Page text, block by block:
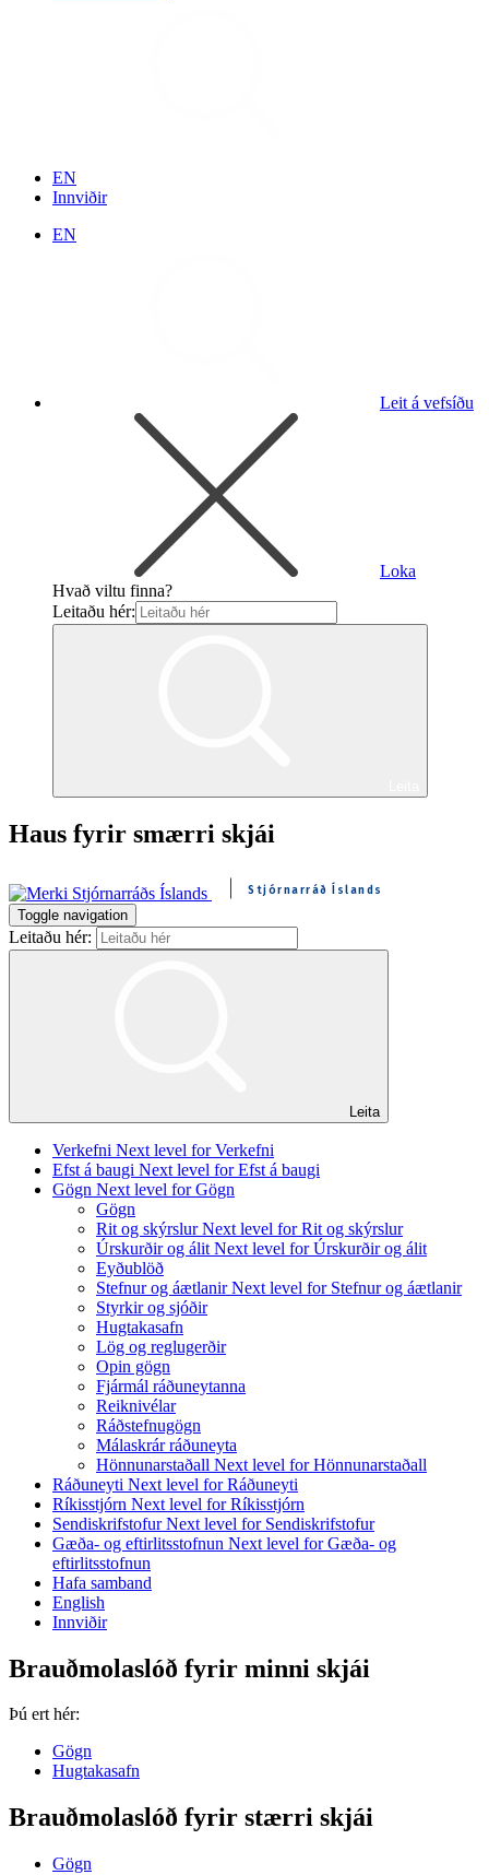
EN
Innviðir
EN
Leit á vefsíðu
Loka
Hvað viltu finna?
Leitaðu hér:
Haus fyrir smærri skjái
Stjórnarráð Íslands
Toggle navigation
Leitaðu hér:
Leita
Verkefni Next level for Verkefni
Efst á baugi Next level for Efst á baugi
Gögn Next level for Gögn
Gögn
Rit og skýrslurNext level for Rit og skýrslur
Úrskurðir og álit Next level for Úrskurðir og álit
Eyðublöð
Stefnur og áætlanirNext level for Stefnur og áætlanir
Styrkir og sjóðir
Hugtakasafn
Lög og reglugerðir
Opin gögn
Fjármál ráðuneytanna
Reiknivélar
Ráðstefnugögn
Málaskrár ráðuneyta
Hönnunarstaðall Next level for Hönnunarstaðall
Ráðuneyti Next level for Ráðuneyti
Ríkisstjórn Next level for Ríkisstjórn
SendiskrifstofurNext level for Sendiskrifstofur
Gæða- og eftirlitsstofnun Next level for Gæða- og
eftirlitsstofnun
Hafa samband
English
Innviðir
Brauðmolaslóð fyrir minni skjái
Þú ert hér:
Gögn
Hugtakasafn
Brauðmolaslóð fyrir stærri skjái
Gögn